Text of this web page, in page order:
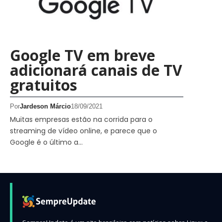
Google TV em breve
adicionará canais de TV
gratuitos
PorJardeson Márcio18/09/2021
Muitas empresas estão na corrida para o
streaming de vídeo online, e parece que o
Google é o último a…